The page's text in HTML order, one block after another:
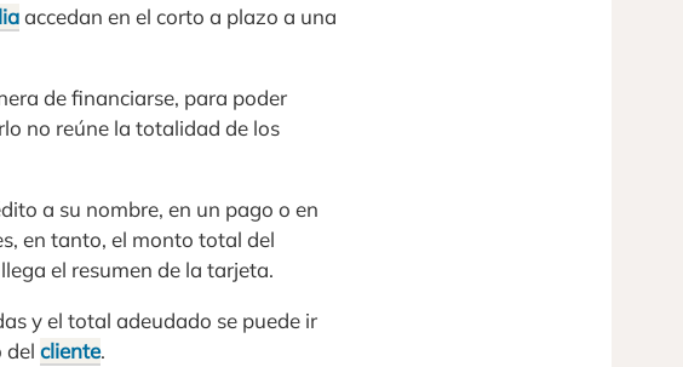
accedan en el corto a plazo a una
de financiarse, para poder
no reúne la totalidad de los
a su nombre, en un pago o en
en tanto, el monto total del
el resumen de la tarjeta.
y el total adeudado se puede ir
del cliente.